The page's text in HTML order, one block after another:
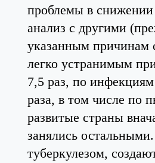
проблемы в снижении
анализ с другими
указанным причинам
легко устранимым
7,5 раз, по
раза, в том числе по
развитые страны
занялись
туберкулезом,